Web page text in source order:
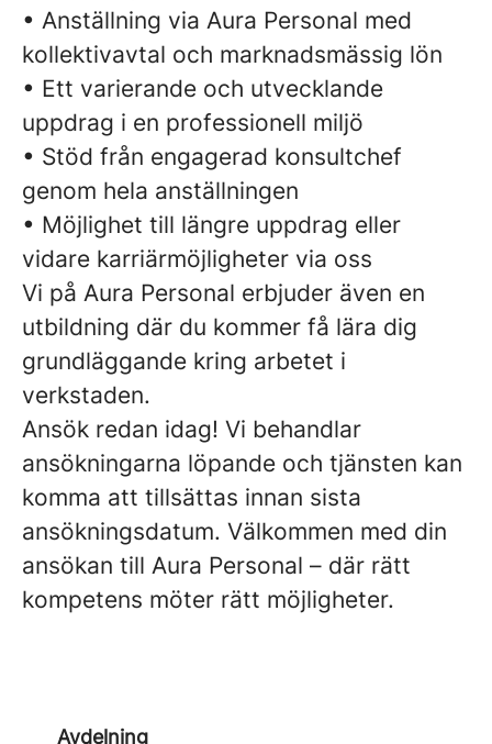
• Anställning via Aura Personal med
kollektivavtal och marknadsmässig lön
• Ett varierande och utvecklande
uppdrag i en professionell miljö
• Stöd från engagerad konsultchef
genom hela anställningen
• Möjlighet till längre uppdrag eller
vidare karriärmöjligheter via oss
Vi på Aura Personal erbjuder även en
utbildning där du kommer få lära dig
grundläggande kring arbetet i
verkstaden.
Ansök redan idag! Vi behandlar
ansökningarna löpande och tjänsten kan
komma att tillsättas innan sista
ansökningsdatum. Välkommen med din
ansökan till Aura Personal – där rätt
kompetens möter rätt möjligheter.
Avdelning